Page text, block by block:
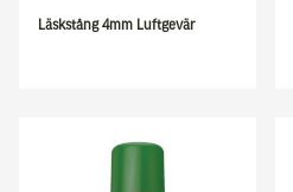
Läskstång 4mm Luftgevär